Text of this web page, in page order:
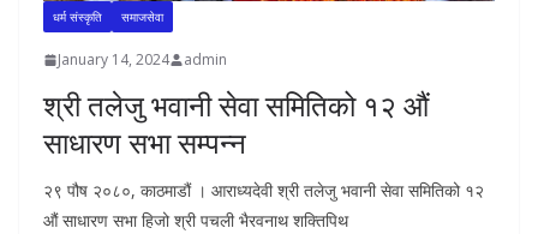
धर्म संस्कृति समाजसेवा
January 14, 2024 admin
श्री तलेजु भवानी सेवा समितिको १२ औं
साधारण सभा सम्पन्न
२९ पौष २०८०, काठमाडौं । आराध्यदेवी श्री तलेजु भवानी सेवा समितिको १२
औं साधारण सभा हिजो श्री पचली भैरवनाथ शक्तिपिथ